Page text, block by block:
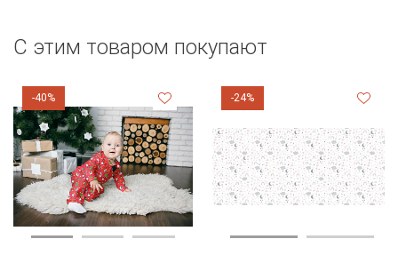
С этим товаром покупают
-40% -24%